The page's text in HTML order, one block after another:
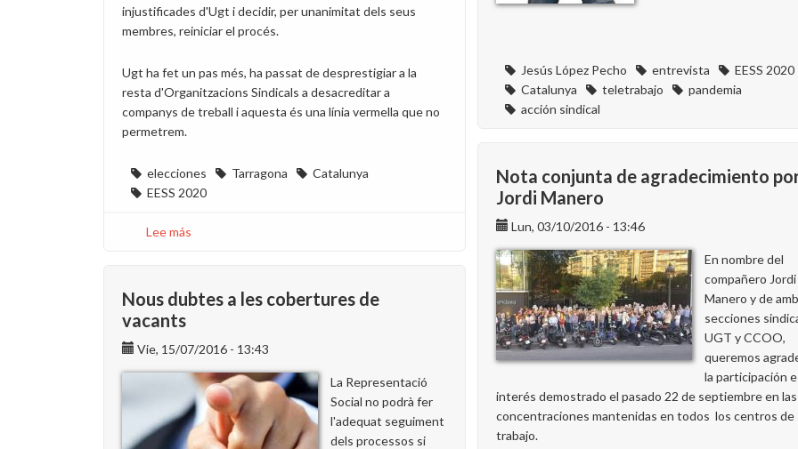
injustificades d'Ugt i decidir, per unanimitat dels seus
membres, reiniciar el procés.
Ugt ha fet un pas més, ha passat de desprestigiar a la
resta d'Organitzacions Sindicals a desacreditar a
companys de treball i aquesta és una línia vermella que no
permetrem.
elecciones Tarragona
Catalunya
EESS 2020
Lee más
components
de
meses
electorals
Jesús López Pecho entrevista
EESS 2020
Catalunya
teletrabajo
pandemia
acción sindical
Nota conjunta de agradecimiento
Jordi Manero
Lun, 03/10/2016 - 13:46
En nombre del
compañero Jordi
Manero y de
secciones
UGT y CCOO,
queremos
la participación e
interés demostrado el pasado 22 de septiembre en las
concentraciones mantenidas en todos los centros de
trabajo.
Nous dubtes a les cobertures de
vacants
Vie, 15/07/2016 - 13:43
La Representació
Social no podrà fer
l'adequat seguiment
dels processos si